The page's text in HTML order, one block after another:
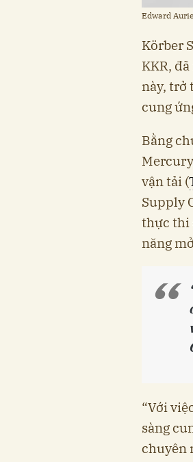
Edward
Körber
KKR,
này, trở
cung
Bằng
vận tải (
Supply
thực thi
năng
“Với
sàng
chuyên